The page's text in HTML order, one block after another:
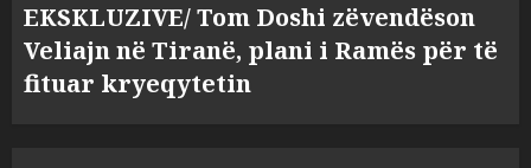
EKSKLUZIVE/ Tom Doshi zëvendëson
Veliajn në Tiranë, plani i Ramës për të
fituar kryeqytetin